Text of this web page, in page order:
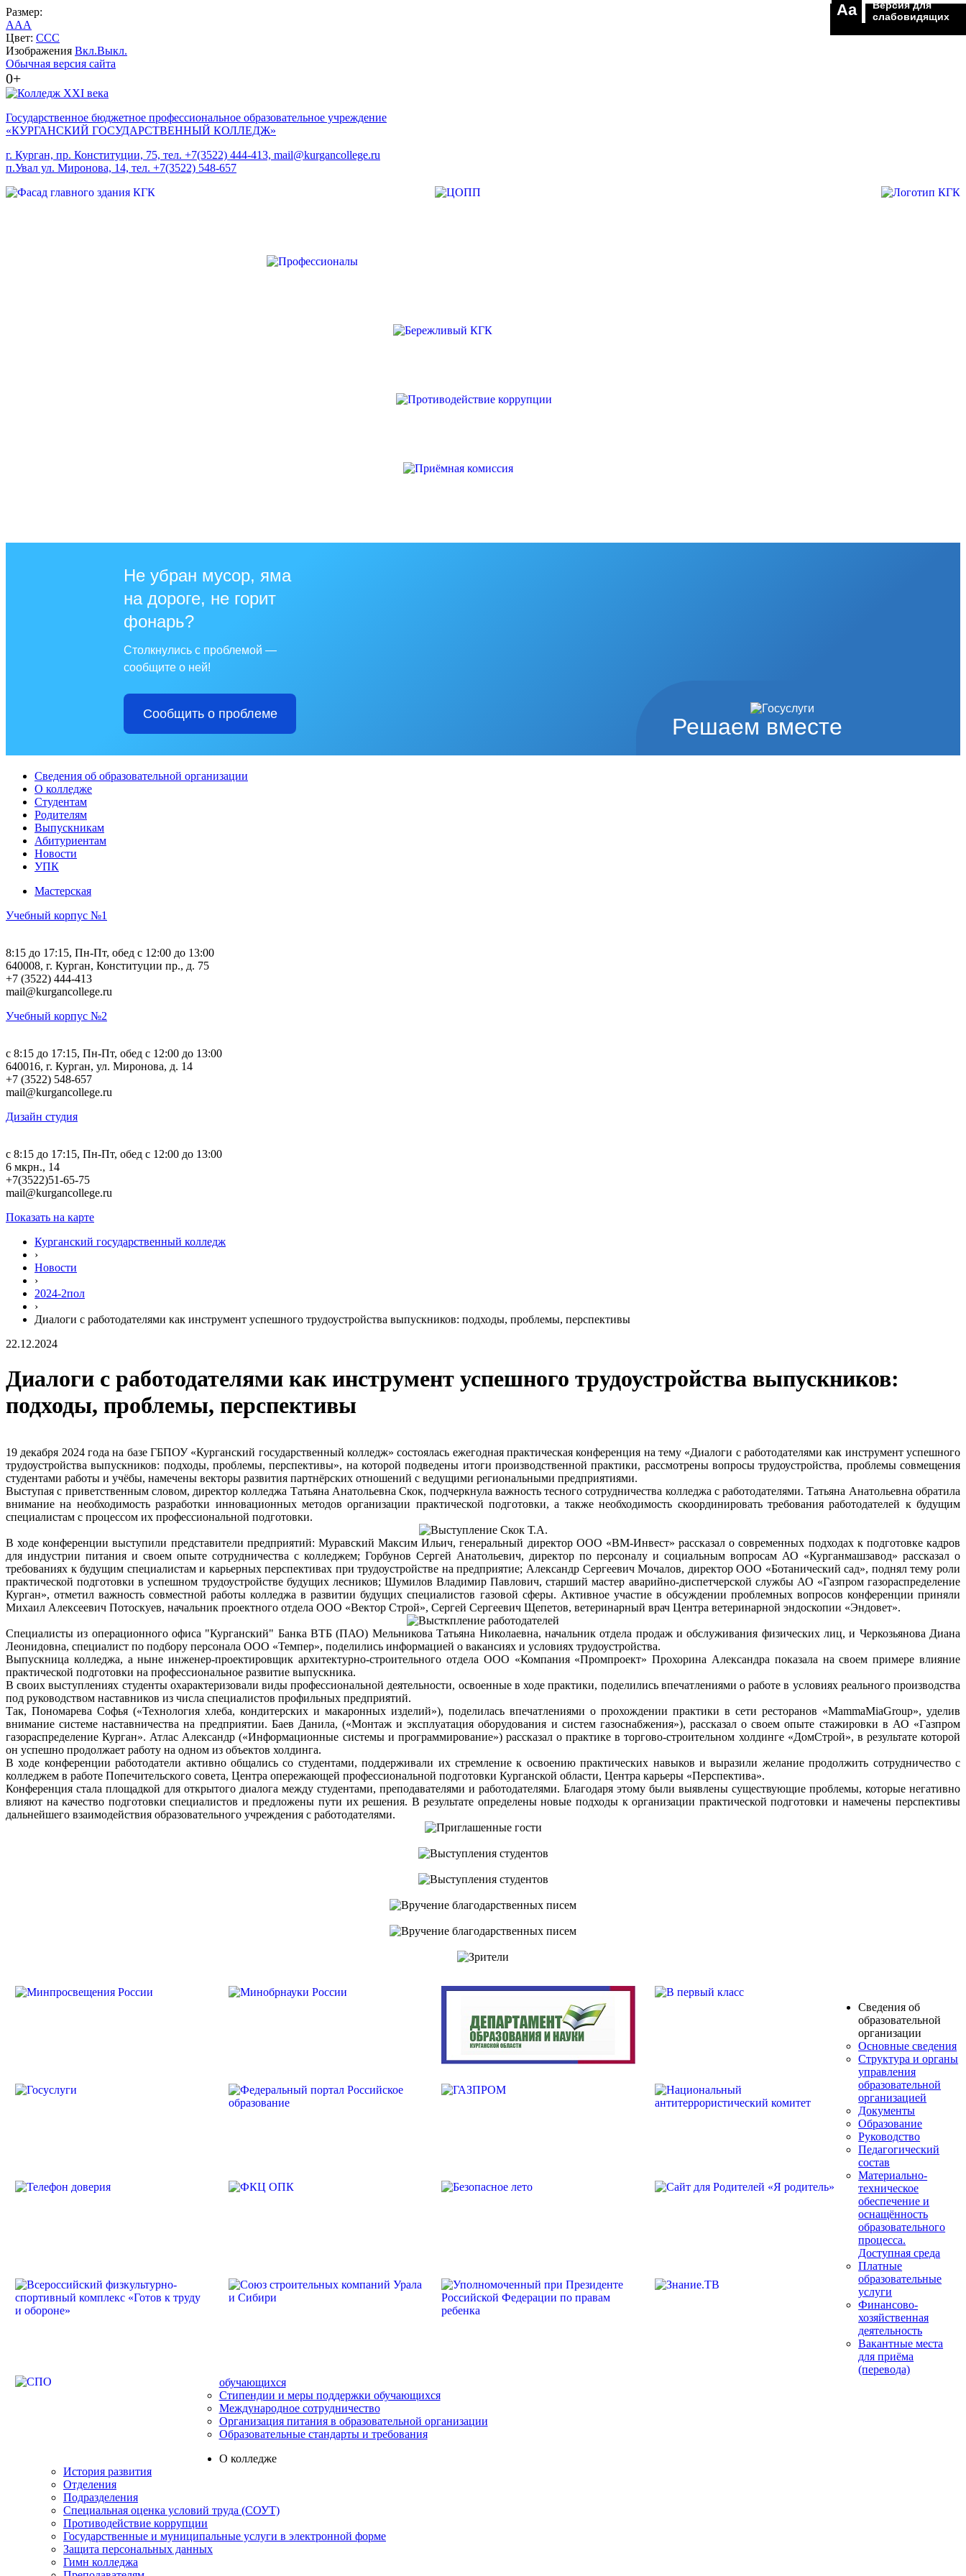
Размер:
AAA
Цвет: CCC
Изображения Вкл.Выкл.
Обычная версия сайта
0+
Aa
Версия для
слабовидящих
Государственное бюджетное профессиональное образовательное учреждение
«КУРГАНСКИЙ ГОСУДАРСТВЕННЫЙ КОЛЛЕДЖ»
г. Курган, пр. Конституции, 75, тел. +7(3522) 444-413, mail@kurgancollege.ru
п.Увал ул. Миронова, 14, тел. +7(3522) 548-657
Решаем вместе
Не убран мусор, яма
на дороге, не горит
фонарь?
Столкнулись с проблемой —
сообщите о ней!
Сообщить о проблеме
Сведения об образовательной организации
О колледже
Студентам
Родителям
Выпускникам
Абитуриентам
Новости
УПК
Мастерская
Учебный корпус №1
8:15 до 17:15, Пн-Пт, обед с 12:00 до 13:00
640008, г. Курган, Конституции пр., д. 75
+7 (3522) 444-413
mail@kurgancollege.ru
Учебный корпус №2
c 8:15 до 17:15, Пн-Пт, обед с 12:00 до 13:00
640016, г. Курган, ул. Миронова, д. 14
+7 (3522) 548-657
mail@kurgancollege.ru
Дизайн студия
c 8:15 до 17:15, Пн-Пт, обед с 12:00 до 13:00
6 мкрн., 14
+7(3522)51-65-75
mail@kurgancollege.ru
Показать на карте
Курганский государственный колледж
›
Новости
›
2024-2пол
›
Диалоги с работодателями как инструмент успешного трудоустройства выпускников: подходы, проблемы, перспективы
22.12.2024
Диалоги с работодателями как инструмент успешного трудоустройства выпускников:
подходы, проблемы, перспективы
19 декабря 2024 года на базе ГБПОУ «Курганский государственный колледж» состоялась ежегодная практическая конференция на тему «Диалоги с работодателями как инструмент успешного
трудоустройства выпускников: подходы, проблемы, перспективы», на которой подведены итоги производственной практики, рассмотрены вопросы трудоустройства, проблемы совмещения
студентами работы и учёбы, намечены векторы развития партнёрских отношений с ведущими региональными предприятиями.
Выступая с приветственным словом, директор колледжа Татьяна Анатольевна Скок, подчеркнула важность тесного сотрудничества колледжа с работодателями. Татьяна Анатольевна обратила
внимание на необходимость разработки инновационных методов организации практической подготовки, а также необходимость скоординировать требования работодателей к будущим
специалистам с процессом их профессиональной подготовки.
В ходе конференции выступили представители предприятий: Муравский Максим Ильич, генеральный директор ООО «ВМ-Инвест» рассказал о современных подходах к подготовке кадров
для индустрии питания и своем опыте сотрудничества с колледжем; Горбунов Сергей Анатольевич, директор по персоналу и социальным вопросам АО «Курганмашзавод» рассказал о
требованиях к будущим специалистам и карьерных перспективах при трудоустройстве на предприятие; Александр Сергеевич Мочалов, директор ООО «Ботанический сад», поднял тему роли
практической подготовки в успешном трудоустройстве будущих лесников; Шумилов Владимир Павлович, старший мастер аварийно-диспетчерской службы АО «Газпром газораспределение
Курган», отметил важность совместной работы колледжа в развитии будущих специалистов газовой сферы. Активное участие в обсуждении проблемных вопросов конференции приняли
Михаил Алексеевич Потоскуев, начальник проектного отдела ООО «Вектор Строй», Сергей Сергеевич Щепетов, ветеринарный врач Центра ветеринарной эндоскопии «Эндовет».
Специалисты из операционного офиса "Курганский" Банка ВТБ (ПАО) Мельникова Татьяна Николаевна, начальник отдела продаж и обслуживания физических лиц, и Черкозьянова Диана
Леонидовна, специалист по подбору персонала ООО «Темпер», поделились информацией о вакансиях и условиях трудоустройства.
Выпускница колледжа, а ныне инженер-проектировщик архитектурно-строительного отдела ООО «Компания «Промпроект» Прохорина Александра показала на своем примере влияние
практической подготовки на профессиональное развитие выпускника.
В своих выступлениях студенты охарактеризовали виды профессиональной деятельности, освоенные в ходе практики, поделились впечатлениями о работе в условиях реального производства
под руководством наставников из числа специалистов профильных предприятий.
Так, Пономарева Софья («Технология хлеба, кондитерских и макаронных изделий»), поделилась впечатлениями о прохождении практики в сети ресторанов «MammaMiaGroup», уделив
внимание системе наставничества на предприятии. Баев Данила, («Монтаж и эксплуатация оборудования и систем газоснабжения»), рассказал о своем опыте стажировки в АО «Газпром
газораспределение Курган». Атлас Александр («Информационные системы и программирование») рассказал о практике в торгово-строительном холдинге «ДомСтрой», в результате которой
он успешно продолжает работу на одном из объектов холдинга.
В ходе конференции работодатели активно общались со студентами, поддерживали их стремление к освоению практических навыков и выразили желание продолжить сотрудничество с
колледжем в работе Попечительского совета, Центра опережающей профессиональной подготовки Курганской области, Центра карьеры «Перспектива».
Конференция стала площадкой для открытого диалога между студентами, преподавателями и работодателями. Благодаря этому были выявлены существующие проблемы, которые негативно
влияют на качество подготовки специалистов и предложены пути их решения. В результате определены новые подходы к организации практической подготовки и намечены перспективы
дальнейшего взаимодействия образовательного учреждения с работодателями.
Сведения об
образовательной
организации
Основные сведения
Структура и органы
управления
образовательной
организацией
Документы
Образование
Руководство
Педагогический
состав
Материально-
техническое
обеспечение и
оснащённость
образовательного
процесса.
Доступная среда
Платные
образовательные
услуги
Финансово-
хозяйственная
деятельность
Вакантные места
для приёма
(перевода)
обучающихся
Стипендии и меры поддержки обучающихся
Международное сотрудничество
Организация питания в образовательной организации
Образовательные стандарты и требования
О колледже
История развития
Отделения
Подразделения
Специальная оценка условий труда (СОУТ)
Противодействие коррупции
Государственные и муниципальные услуги в электронной форме
Защита персональных данных
Гимн колледжа